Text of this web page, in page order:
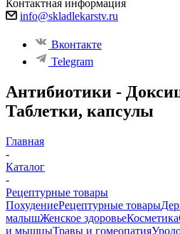
Контактная информация
info@skladlekarstv.ru
Вконтакте
Telegram
Антибиотики -
Таблетки, капсулы
Главная
-
Каталог
-
Рецептурные товары
ПохудениеРецептурные товары
малышЖенское здоровьеКосметика
и мышцыТравы и гомеопатия